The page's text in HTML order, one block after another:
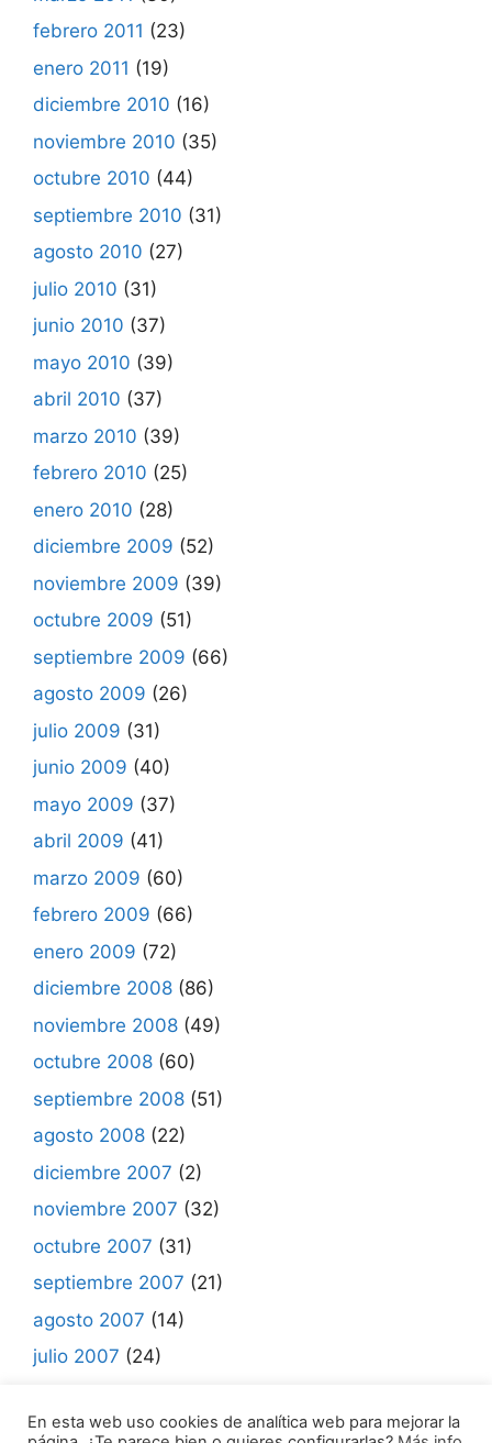
febrero 2011 (23)
enero 2011 (19)
diciembre 2010 (16)
noviembre 2010 (35)
octubre 2010 (44)
septiembre 2010 (31)
agosto 2010 (27)
julio 2010 (31)
junio 2010 (37)
mayo 2010 (39)
abril 2010 (37)
marzo 2010 (39)
febrero 2010 (25)
enero 2010 (28)
diciembre 2009 (52)
noviembre 2009 (39)
octubre 2009 (51)
septiembre 2009 (66)
agosto 2009 (26)
julio 2009 (31)
junio 2009 (40)
mayo 2009 (37)
abril 2009 (41)
marzo 2009 (60)
febrero 2009 (66)
enero 2009 (72)
diciembre 2008 (86)
noviembre 2008 (49)
octubre 2008 (60)
septiembre 2008 (51)
agosto 2008 (22)
diciembre 2007 (2)
noviembre 2007 (32)
octubre 2007 (31)
septiembre 2007 (21)
agosto 2007 (14)
julio 2007 (24)
En esta web uso cookies de analítica web para mejorar la